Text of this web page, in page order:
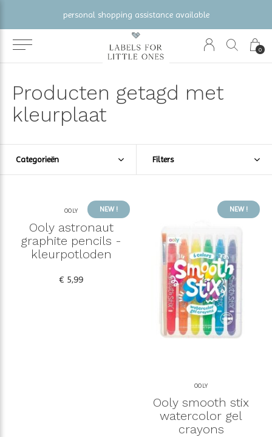
0
gratis verzending vanaf €100 (NL/BE/DE)
Producten getagd met
kleurplaat
Categorieën Filters
NEW !
OOLY
Ooly astronaut
graphite pencils -
kleurpotloden
€ 5,99
NEW !
OOLY
Ooly smooth stix
watercolor gel
crayons